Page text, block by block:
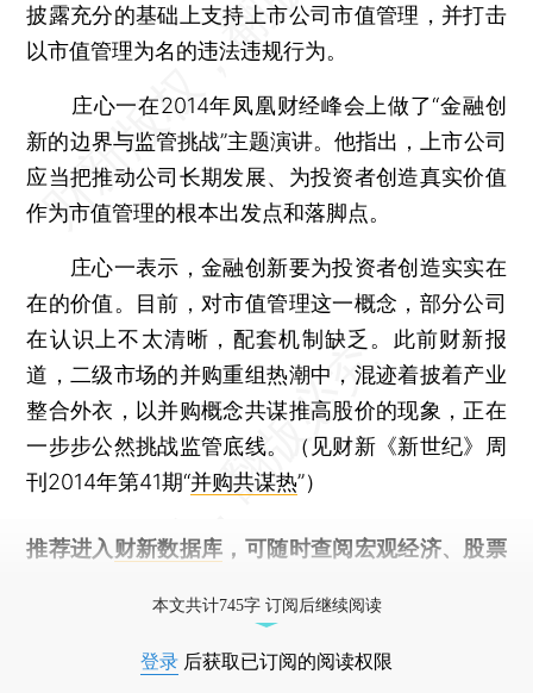
披露充分的基础上支持上市公司市值管理，并打击
以市值管理为名的违法违规行为。
庄心一在2014年凤凰财经峰会上做了“金融创
新的边界与监管挑战”主题演讲。他指出，上市公司
应当把推动公司长期发展、为投资者创造真实价值
作为市值管理的根本出发点和落脚点。
庄心一表示，金融创新要为投资者创造实实在
在的价值。目前，对市值管理这一概念，部分公司
在认识上不太清晰，配套机制缺乏。此前财新报
道，二级市场的并购重组热潮中，混迹着披着产业
整合外衣，以并购概念共谋推高股价的现象，正在
一步步公然挑战监管底线。（见财新《新世纪》周
刊2014年第41期“并购共谋热”）
推荐进入 财新数据库 ，可随时查阅宏观经济、股票
本文共计745字 订阅后继续阅读
登录 后获取已订阅的阅读权限